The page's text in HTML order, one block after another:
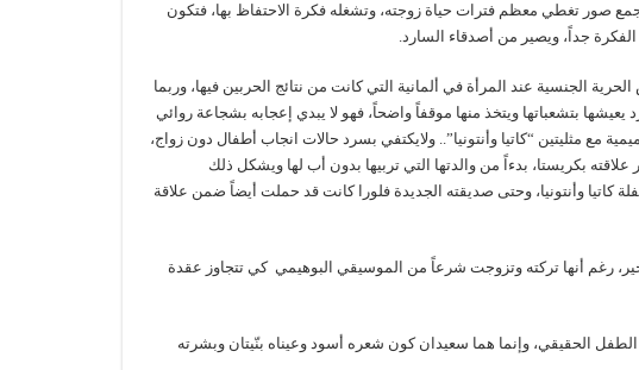
يجمع صور تغطي معظم فترات حياة زوجته، وتشغله فكرة الاحتفاظ بها، فتكون
جداً، ويصير من أصدقاء السارد.
الجنسية عند المرأة في ألمانية التي كانت من نتائج الحربين فيها، وربما
بتشعباتها ويتخذ منها موقفاً واضحاً، فهو لا يبدي إعجابه بشجاعة روائي
مثليتين “كاتيا وأنتونيا”.. ولايكتفي بسرد حالات انجاب أطفال دون زواج،
بكريستا، بدءاً من والدتها التي تربيها بدون أب لها ويشكل ذلك
كاتيا وأنتونيا، وحتى صديقته الجديدة فلورا كانت قد حملت أيضاً ضمن علاقة
رغم أنها تركته وتزوجت شرعاً من الموسيقي البوهيمي كي تتجاوز عقدة
الطفل الحقيقي، وإنما هما سعيدان كون شعره أسود وعيناه بنّيتان وبشرته